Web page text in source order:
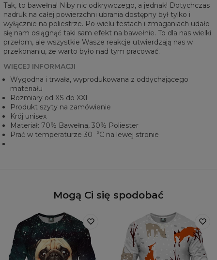
Tak, to bawełna! Niby nic odkrywczego, a jednak! Dotychczas
nadruk na całej powierzchni ubrania dostępny był tylko i
wyłącznie na poliestrze. Po wielu testach i zmaganiach udało
się nam osiągnąć taki sam efekt na bawełnie. To dla nas wielki
przełom, ale wszystkie Wasze reakcje utwierdzają nas w
przekonaniu, że warto było nad tym pracować.
WIĘCEJ INFORMACJI
Wygodna i trwała, wyprodukowana z oddychającego
materiału
Rozmiary od XS do XXL
Produkt szyty na zamówienie
Krój unisex
Materiał: 70% Bawełna, 30% Poliester
Prać w temperaturze 30︒C na lewej stronie
Mogą Ci się spodobać